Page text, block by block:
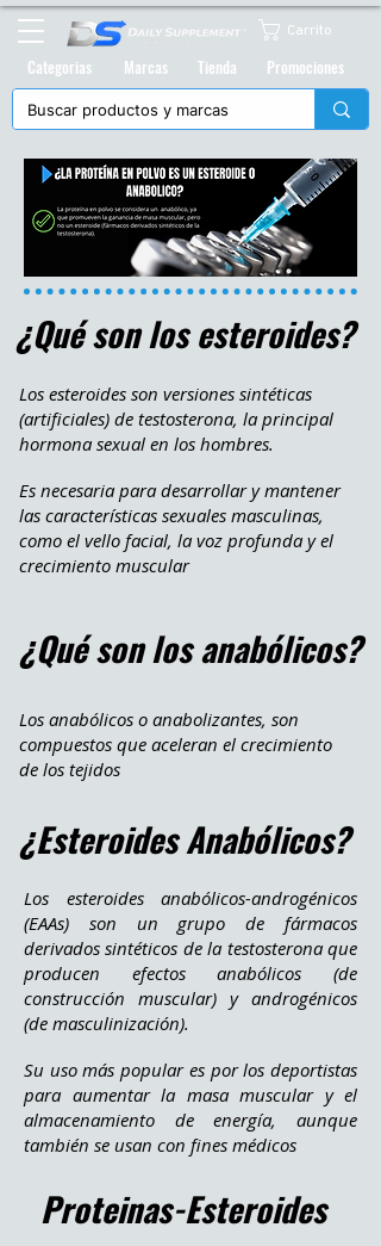
Marcas Tienda
Categorias Promociones
Carrito
¿Qué son los esteroides?
Los esteroides son versiones sintéticas
(artificiales) de testosterona, la principal
hormona sexual en los hombres.
Es necesaria para desarrollar y mantener
las características sexuales masculinas,
como el vello facial, la voz profunda y el
crecimiento muscular
¿Qué son los anabólicos?
Los anabólicos o anabolizantes, son
compuestos que aceleran el crecimiento
de los tejidos
¿Esteroides Anabólicos?
Los esteroides anabólicos-androgénicos
(EAAs) son un grupo de fármacos
derivados sintéticos de la testosterona que
producen efectos anabólicos (de
construcción muscular) y androgénicos
(de masculinización).
Su uso más popular es por los deportistas
para aumentar la masa muscular y el
almacenamiento de energía, aunque
también se usan con fines médicos
Proteinas-Esteroides